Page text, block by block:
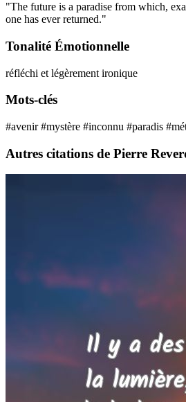
"The future is a paradise from which,
one has ever returned."
Tonalité Émotionnelle
réfléchi et légèrement ironique
Mots-clés
#avenir#mystère #inconnu #paradis
Autres citations de Pierre